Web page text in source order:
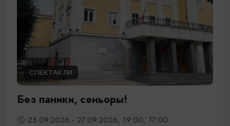
СПЕКТАКЛИ
Без паники, сеньоры!
25.09.2026 - 27.09.2026, 19:00, 17:00